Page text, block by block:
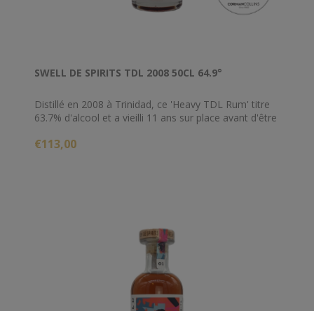
SWELL DE SPIRITS TDL 2008 50CL 64.9°
Distillé en 2008 à Trinidad, ce 'Heavy TDL Rum' titre
63.7% d'alcool et a vieilli 11 ans sur place avant d'être
Spirits
€113,00